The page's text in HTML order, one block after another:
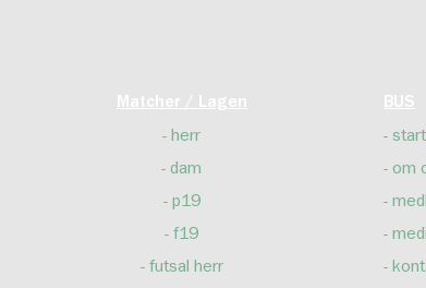
Matcher / Lagen
herr
dam
p19
f19
futsal herr
BUS
start
om